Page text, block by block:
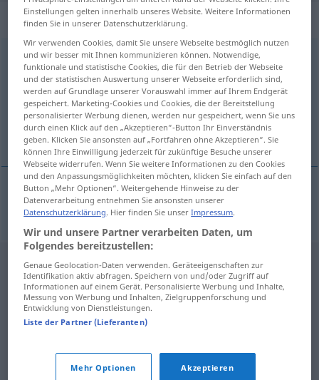
„artistka“: feminin
artistkaf <-tek >
Übersicht aller Übersetzungen
(Für mehr Details die Übersetzung anklicken/antippen)
Artistin
Artistinf artistka
Einstellungen gelten innerhalb unseres Website. Weitere Informationen
finden Sie in unserer Datenschutzerklärung.
Wir verwenden Cookies, damit Sie unsere Webseite bestmöglich nutzen
und wir besser mit Ihnen kommunizieren können. Notwendige,
funktionale und statistische Cookies, die für den Betrieb der Webseite
und der statistischen Auswertung unserer Webseite erforderlich sind,
werden auf Grundlage unserer Vorauswahl immer auf Ihrem Endgerät
gespeichert. Marketing-Cookies und Cookies, die der Bereitstellung
personalisierter Werbung dienen, werden nur gespeichert, wenn Sie uns
durch einen Klick auf den „Akzeptieren“-Button Ihr Einverständnis
geben. Klicken Sie ansonsten auf „Fortfahren ohne Akzeptieren“. Sie
können Ihre Einwilligung jederzeit für zukünftige Besuche unserer
Webseite widerrufen. Wenn Sie weitere Informationen zu den Cookies
und den Anpassungsmöglichkeiten möchten, klicken Sie einfach auf den
Button „Mehr Optionen“. Weitergehende Hinweise zu der
Datenverarbeitung entnehmen Sie ansonsten unserer
Datenschutzerklärung. Hier finden Sie unserImpressum.
Wir und unsere Partner verarbeiten Daten, um
Folgendes bereitzustellen:
Genaue Geolocation-Daten verwenden. Geräteeigenschaften zur
Identifikation aktiv abfragen. Speichern von und/oder Zugriff auf
Informationen auf einem Gerät. Personalisierte Werbung und Inhalte,
Messung von Werbung und Inhalten, Zielgruppenforschung und
Entwicklung von Dienstleistungen.
Liste der Partner (Lieferanten)
Mehr Optionen Akzeptieren